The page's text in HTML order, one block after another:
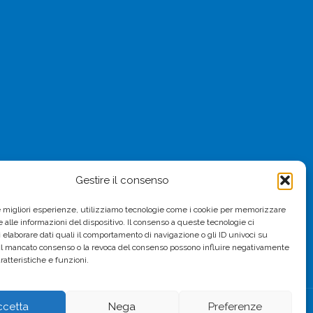
Gestire il consenso
migliori esperienze, utilizziamo tecnologie come i cookie per memorizzare
alle informazioni del dispositivo. Il consenso a queste tecnologie ci
elaborare dati quali il comportamento di navigazione o gli ID univoci su
mancato consenso o la revoca del consenso possono influire negativamente
e funzioni.
Nega Preferenze